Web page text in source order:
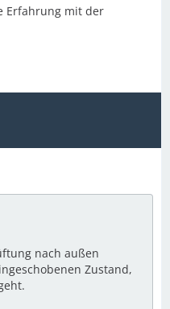
Erfahrung mit der
nach außen
Zustand,